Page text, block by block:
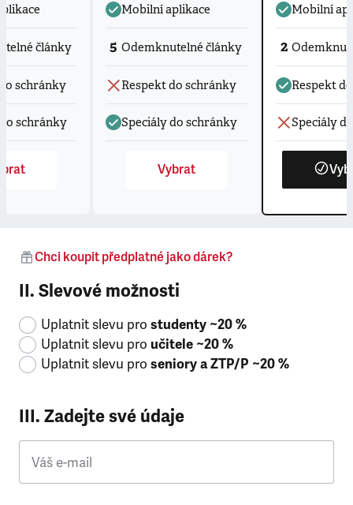
články
schránky
schránky
Mobilní aplikace
5 Odemknutelné články
Respekt do schránky
Speciály do schránky
Vybrat
Mobilní
2
Respekt
Speciály
Chci koupit předplatné jako dárek?
II. Slevové možnosti
Uplatnit slevu pro studenty ~20 %
Uplatnit slevu pro učitele ~20 %
Uplatnit slevu pro seniory a ZTP/P ~20 %
III. Zadejte své údaje
Váš e-mail